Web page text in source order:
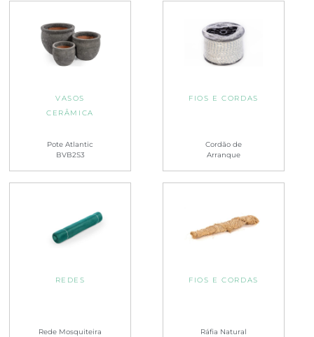
VASOS
CERÂMICA
Pote Atlantic
BVB2S3
FIOS E CORDAS
Cordão de
Arranque
REDES
Rede Mosquiteira
FIOS E CORDAS
Ráfia Natural